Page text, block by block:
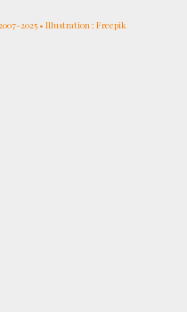
2025 • Illustration : Freepik